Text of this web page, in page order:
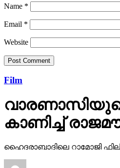
Name *
Email *
Website
Film
കാണിച്ച്
ഹൈദരാബാദിലെ റാമോജി